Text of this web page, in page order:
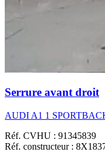
Serrure avant droit
AUDI A1 1
Réf. CVHU : 91345839
Réf. constructeur :